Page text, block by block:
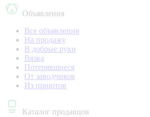
Объявления
Все объявления
На продажу
В добрые руки
Вязка
Потерявшиеся
От заводчиков
Из приютов
Каталог продавцов